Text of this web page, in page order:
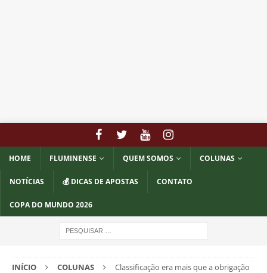
HOME FLUMINENSE QUEM SOMOS COLUNAS
NOTÍCIAS 💰 DICAS DE APOSTAS CONTATO
COPA DO MUNDO 2026
INÍCIO COLUNAS
Classificação era mais que a obrigação